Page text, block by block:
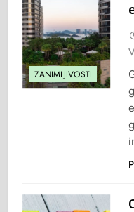
ZANIMLJIVOSTI